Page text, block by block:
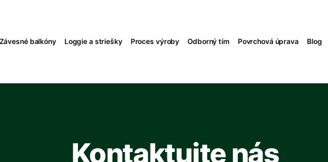
Závesné balkóny Loggie a striešky Proces výroby Odborný tím Povrchová úprava Blog
Kontaktujte nás